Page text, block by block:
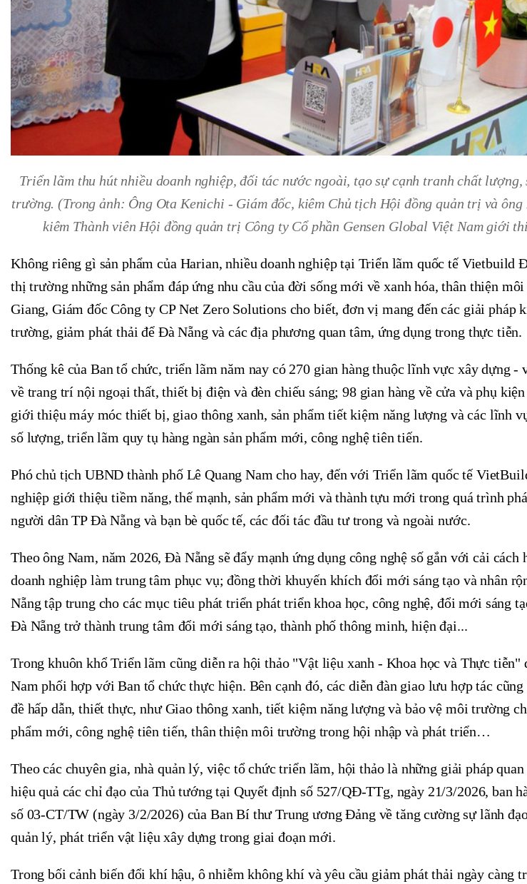
Triển lãm thu hút nhiều doanh nghiệp, đối tác nước ngoài, tạo sự cạnh tranh chất lượng,
trường. (Trong ảnh: Ông Ota Kenichi - Giám đốc, kiêm Chủ tịch Hội đồng quản trị và
kiêm Thành viên Hội đồng quản trị Công ty Cổ phần Gensen Global Việt Nam giới
Không riêng gì sản phẩm của Harian, nhiều doanh nghiệp tại Triển lãm quốc tế Vietbuild
thị trường những sản phẩm đáp ứng nhu cầu của đời sống mới về xanh hóa, thân thiện
Giang, Giám đốc Công ty CP Net Zero Solutions cho biết, đơn vị mang đến các giải pháp
trường, giảm phát thải để Đà Nẵng và các địa phương quan tâm, ứng dụng trong thực tiễn.
Thống kê của Ban tổ chức, triển lãm năm nay có 270 gian hàng thuộc lĩnh vực xây dựng -
về trang trí nội ngoại thất, thiết bị điện và đèn chiếu sáng; 98 gian hàng về cửa và phụ
giới thiệu máy móc thiết bị, giao thông xanh, sản phẩm tiết kiệm năng lượng và các lĩnh
số lượng, triển lãm quy tụ hàng ngàn sản phẩm mới, công nghệ tiên tiến.
Phó chủ tịch UBND thành phố Lê Quang Nam cho hay, đến với Triển lãm quốc tế
nghiệp giới thiệu tiềm năng, thế mạnh, sản phẩm mới và thành tựu mới trong quá trình
người dân TP Đà Nẵng và bạn bè quốc tế, các đối tác đầu tư trong và ngoài nước.
Theo ông Nam, năm 2026, Đà Nẵng sẽ đẩy mạnh ứng dụng công nghệ số gắn với cải
doanh nghiệp làm trung tâm phục vụ; đồng thời khuyến khích đổi mới sáng tạo và nhân
Nẵng tập trung cho các mục tiêu phát triển phát triển khoa học, công nghệ, đổi mới sáng
Đà Nẵng trở thành trung tâm đổi mới sáng tạo, thành phố thông minh, hiện đại...
Trong khuôn khổ Triển lãm cũng diễn ra hội thảo "Vật liệu xanh - Khoa học và Thực
Nam phối hợp với Ban tổ chức thực hiện. Bên cạnh đó, các diễn đàn giao lưu hợp tác
đề hấp dẫn, thiết thực, như Giao thông xanh, tiết kiệm năng lượng và bảo vệ môi trường
phẩm mới, công nghệ tiên tiến, thân thiện môi trường trong hội nhập và phát triển…
Theo các chuyên gia, nhà quản lý, việc tổ chức triển lãm, hội thảo là những giải pháp
hiệu quả các chỉ đạo của Thủ tướng tại Quyết định số 527/QĐ-TTg, ngày 21/3/2026, ban
số 03-CT/TW (ngày 3/2/2026) của Ban Bí thư Trung ương Đảng về tăng cường sự lãnh
quản lý, phát triển vật liệu xây dựng trong giai đoạn mới.
Trong bối cảnh biến đổi khí hậu, ô nhiễm không khí và yêu cầu giảm phát thải ngày càng